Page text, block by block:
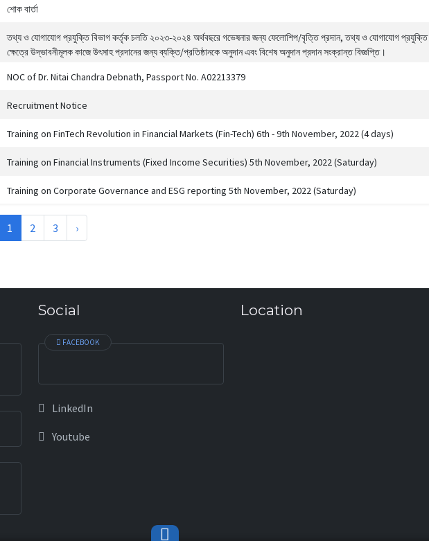
শোক বার্তা
তথ্য ও যোগাযোগ প্রযুক্তি বিভাগ কর্তৃক চলতি ২০২৩-২০২৪ অর্থবছরে গভেষনার জন্য ফেলোশিপ/বৃত্তি প্রদান, তথ্য ও যোগাযোগ প্রযুক্তি
ক্ষেত্রে উদ্ভাবনীমূলক কাজে উৎসাহ প্রদানের জন্য ব্যক্তি/প্রতিষ্ঠানকে অনুদান এবং বিশেষ অনুদান প্রদান সংক্রান্ত বিজ্ঞপ্তি।
NOC of Dr. Nitai Chandra Debnath, Passport No. A02213379
Recruitment Notice
Training on FinTech Revolution in Financial Markets (Fin-Tech) 6th - 9th November, 2022 (4 days)
Training on Financial Instruments (Fixed Income Securities) 5th November, 2022 (Saturday)
Training on Corporate Governance and ESG reporting 5th November, 2022 (Saturday)
1 2 3 ›
Social
FACEBOOK
LinkedIn
Youtube
Location